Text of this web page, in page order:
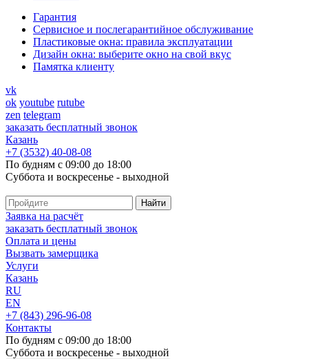
Гарантия
Cервисное и послегарантийное обслуживание
Пластиковые окна: правила эксплуатации
Дизайн окна: выберите окно на свой вкус
Памятка клиенту
vk
ok youtube rutube
zen telegram
заказать бесплатный звонок
Казань
+7 (3532) 40-08-08
По будням с 09:00 до 18:00
Суббота и воскресенье - выходной
Заявка на расчёт
заказать бесплатный звонок
Оплата и цены
Вызвать замерщика
Услуги
Казань
RU
EN
+7 (843) 296-96-08
Контакты
По будням с 09:00 до 18:00
Суббота и воскресенье - выходной